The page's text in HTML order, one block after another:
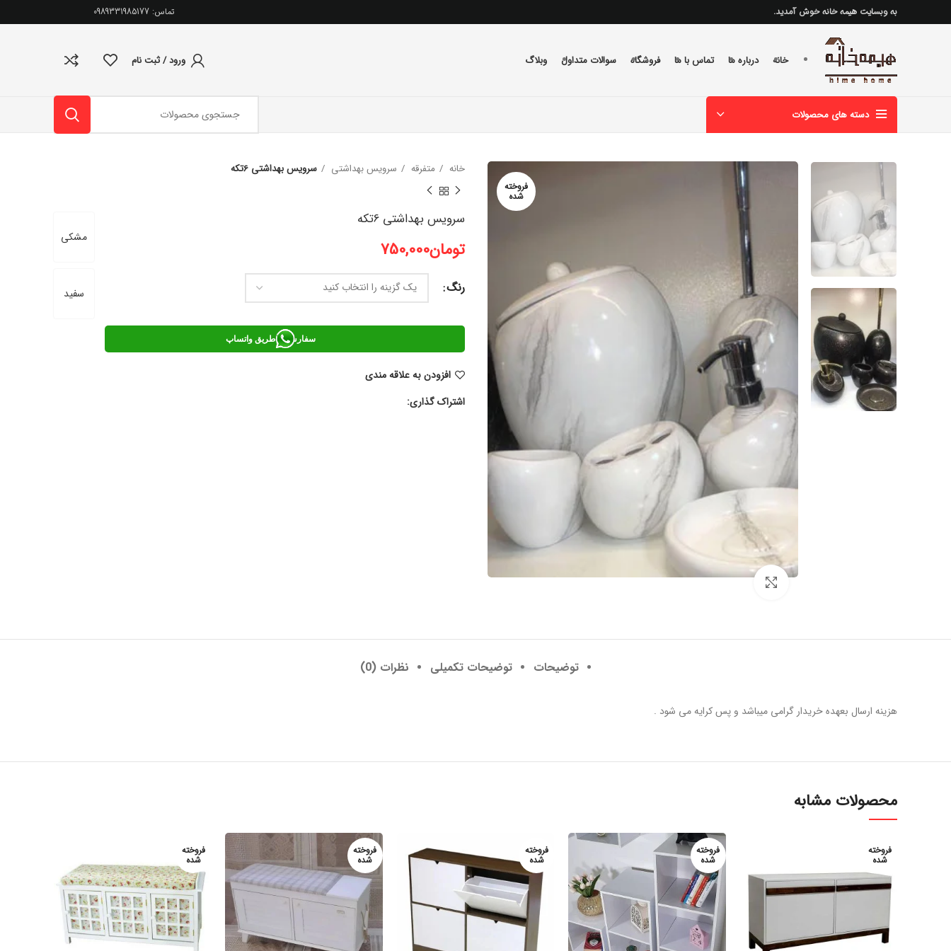
به وبسایت هیمه خانه خوش آمدید. تماس: 0989331985177
خانه درباره ما تماس با ما فروشگاه سوالات متداول وبلاگ ورود / ثبت نام
دسته های محصولات
فروخته
شده
برای بزرگنمایی کلیک کنید
خانه متفرقه سرویس بهداشتی سرویس بهداشتی 6تکه
مشکی
سفید
سرویس بهداشتی 6تکه
تومان750,000
رنگ
سفارش از طریق واتساپ
افزودن به علاقه مندی
اشتراک گذاری:
توضیحات توضیحات تکمیلی نظرات (0)
هزینه ارسال بعهده خریدار گرامی میباشد و پس کرایه می شود .
محصولات مشابه
فروخته
شده
سفارش از طریق
فروخته
شده
سفارش از طریق
واتساپ
فروخته
شده
سفارش از طریق
واتساپ
فروخته
شده
سفارش از طریق
فروخته
شده
سفارش از طریق
واتساپ